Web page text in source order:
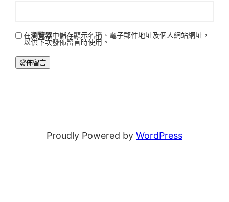
在瀏覽器中儲存顯示名稱、電子郵件地址及個人網站網址，
以供下次發佈留言時使用。
Proudly Powered by WordPress